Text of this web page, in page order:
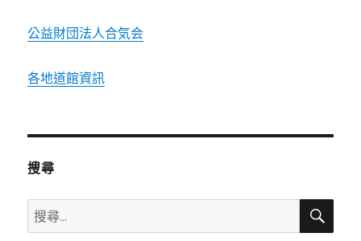
公益財団法人合気会
各地道館資訊
搜尋
搜
尋
搜